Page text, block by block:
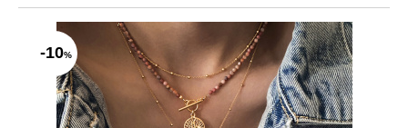
-10%